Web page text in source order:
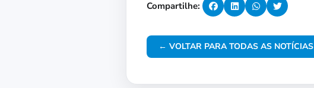
Compartilhe:
← VOLTAR PARA TODAS AS NOTÍCIAS